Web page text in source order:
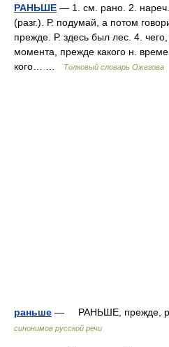
РАНЬШЕ — 1. см. рано. 2.
(разг.). Р. подумай, а потом
прежде. Р. здесь был лес. 4.
момента, прежде какого н.
кого… …
Толковый словарь Ожегова
раньше — РАНЬШЕ, прежде,
синонимов русской речи